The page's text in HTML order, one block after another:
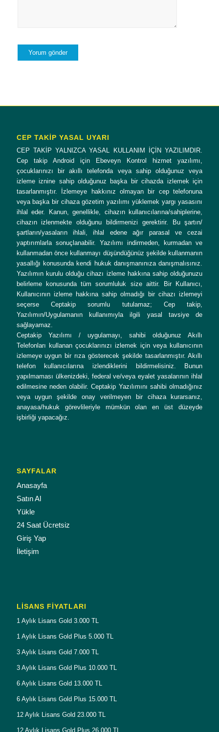
CEP TAKİP YASAL UYARI
CEP TAKİP YALNIZCA YASAL KULLANIM İÇİN YAZILIMDIR.
Cep takip Android için Ebeveyn Kontrol hizmet yazılımı,
çocuklarınızı bir akıllı telefonda veya sahip olduğunuz veya
izleme iznine sahip olduğunuz başka bir cihazda izlemek için
tasarlanmıştır. İzlemeye hakkınız olmayan bir cep telefonuna
veya başka bir cihaza gözetim yazılımı yüklemek yargı yasasını
ihlal eder. Kanun, genellikle, cihazın kullanıcılarına/sahiplerine,
cihazın izlenmekte olduğunu bildirmenizi gerektirir. Bu şartın/
şartların/yasaların ihlali, ihlal edene ağır parasal ve cezai
yaptırımlarla sonuçlanabilir. Yazılımı indirmeden, kurmadan ve
kullanmadan önce kullanmayı düşündüğünüz şekilde kullanmanın
yasallığı konusunda kendi hukuk danışmanınıza danışmalısınız.
Yazılımın kurulu olduğu cihazı izleme hakkına sahip olduğunuzu
belirleme konusunda tüm sorumluluk size aittir. Bir Kullanıcı,
Kullanıcının izleme hakkına sahip olmadığı bir cihazı izlemeyi
seçerse Ceptakip sorumlu tutulamaz; Cep takip,
Yazılımın/Uygulamanın kullanımıyla ilgili yasal tavsiye de
sağlayamaz.
Ceptakip Yazılımı / uygulamayı, sahibi olduğunuz Akıllı
Telefonları kullanan çocuklarınızı izlemek için veya kullanıcının
izlemeye uygun bir rıza gösterecek şekilde tasarlanmıştır. Akıllı
telefon kullanıcılarına izlendiklerini bildirmelisiniz. Bunun
yapılmaması ülkenizdeki, federal ve/veya eyalet yasalarının ihlal
edilmesine neden olabilir. Ceptakip Yazılımını sahibi olmadığınız
veya uygun şekilde onay verilmeyen bir cihaza kurarsanız,
anayasa/hukuk görevlileriyle mümkün olan en üst düzeyde
işbirliği yapacağız.
SAYFALAR
Anasayfa
Satın Al
Yükle
24 Saat Ücretsiz
Giriş Yap
İletişim
LISANS FIYATLARI
1 Aylık Lisans Gold 3.000 TL
1 Aylık Lisans Gold Plus 5.000 TL
3 Aylık Lisans Gold 7.000 TL
3 Aylık Lisans Gold Plus 10.000 TL
6 Aylık Lisans Gold 13.000 TL
6 Aylık Lisans Gold Plus 15.000 TL
12 Aylık Lisans Gold 23.000 TL
12 Aylık Lisans Gold Plus 26.000 TL